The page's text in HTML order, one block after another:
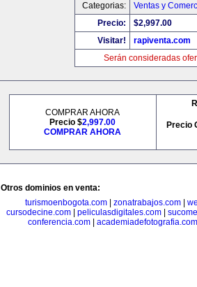
Categorias:
Ventas y
Precio:
$2,997.00
Visitar!
rapiventa.com
Serán consideradas
COMPRAR AHORA
Precio $2,997.00
COMPRAR AHORA
Precio
Otros dominios en venta:
turismoenbogota.com
zonatrabajos.com
cursodecine.com
peliculasdigitales.com
conferencia.com| academiadefotografia.com